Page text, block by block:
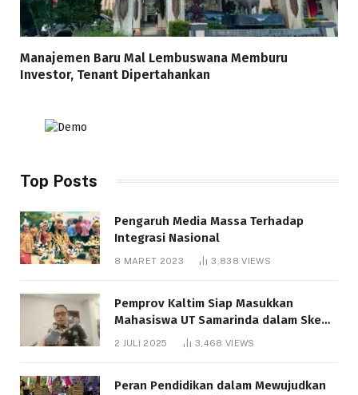
Manajemen Baru Mal Lembuswana Memburu
Investor, Tenant Dipertahankan
Top Posts
Pengaruh Media Massa Terhadap
Integrasi Nasional
8 MARET 2023 3,838VIEWS
Pemprov Kaltim Siap Masukkan
Mahasiswa UT Samarinda dalam Skema
Bantuan Pendidikan Gratispol
2 JULI 2025 3,468 VIEWS
Peran Pendidikan dalam Mewujudkan